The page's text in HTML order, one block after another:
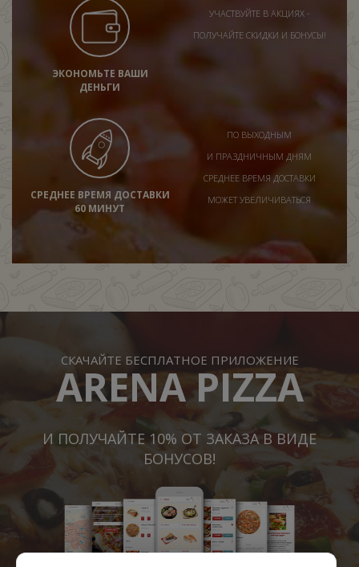
ЭКОНОМЬТЕ ВАШИ
ДЕНЬГИ
УЧАСТВУЙТЕ В АКЦИЯХ -
ПОЛУЧАЙТЕ СКИДКИ И БОНУСЫ!
СРЕДНЕЕ ВРЕМЯ ДОСТАВКИ
60 МИНУТ
ПО ВЫХОДНЫМ
И ПРАЗДНИЧНЫМ ДНЯМ
СРЕДНЕЕ ВРЕМЯ ДОСТАВКИ
МОЖЕТ УВЕЛИЧИВАТЬСЯ
СКАЧАЙТЕ БЕСПЛАТНОЕ ПРИЛОЖЕНИЕ
ARENA PIZZA
И ПОЛУЧАЙТЕ 10% ОТ ЗАКАЗА В ВИДЕ
БОНУСОВ!